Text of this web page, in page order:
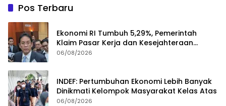
Pos Terbaru
Ekonomi RI Tumbuh 5,29%, Pemerintah
Klaim Pasar Kerja dan Kesejahteraan
Membaik
06/08/2026
INDEF: Pertumbuhan Ekonomi Lebih Banyak
Dinikmati Kelompok Masyarakat Kelas Atas
06/08/2026